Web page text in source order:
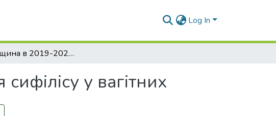
Log In
Харківщина в 2019-2020 роках. Превенція сифілісу у вагітних
у вагітних